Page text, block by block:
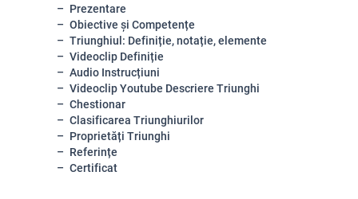
Prezentare
Obiective și Competențe
Triunghiul: Definiție, notație, elemente
Videoclip Definiție
Audio Instrucțiuni
Videoclip Youtube Descriere Triunghi
Chestionar
Clasificarea Triunghiurilor
Proprietăți Triunghi
Referințe
Certificat